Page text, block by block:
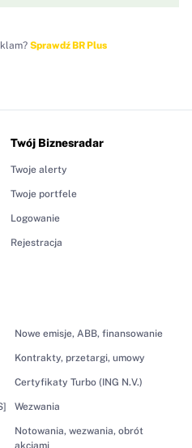
Sprawdź BR Plus
Nowe emisje, ABB, finansowanie
Kontrakty, przetargi, umowy
Certyfikaty Turbo (ING N.V.)
Wezwania
Notowania, wezwania, obrót
Twój Biznesradar
Twoje alerty
Twoje portfele
Logowanie
Rejestracja